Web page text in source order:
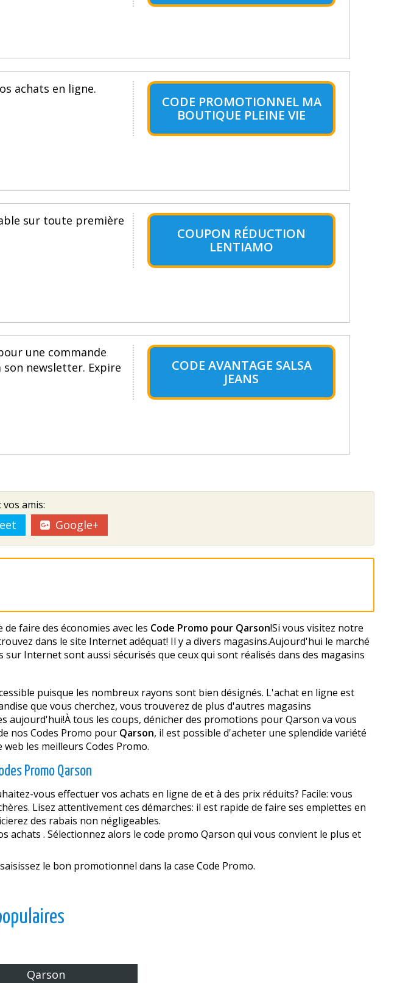
achats en ligne.
CODE PROMOTIONNEL MA
BOUTIQUE PLEINE VIE
sur toute première
COUPON RÉDUCTION
LENTIAMO
une commande
son newsletter. Expire
CODE AVANTAGE SALSA
JEANS
vos amis:
Google+
faire des économies avec les Code Promo pour Qarson!Si vous visitez notre
dans le site Internet adéquat! Il y a divers magasins.Aujourd'hui le marché
Internet sont aussi sécurisés que ceux qui sont réalisés dans des magasins
puisque les nombreux rayons sont bien désignés. L'achat en ligne est
que vous cherchez, vous trouverez de plus d'autres magasins
aujourd'hui!À tous les coups, dénicher des promotions pour Qarson va vous
nos Codes Promo pour Qarson, il est possible d'acheter une splendide variété
les meilleurs Codes Promo.
Promo Qarson
vous effectuer vos achats en ligne de et à des prix réduits? Facile: vous
Lisez attentivement ces démarches: il est rapide de faire ses emplettes en
des rabais non négligeables.
. Sélectionnez alors le code promo Qarson qui vous convient le plus et
le bon promotionnel dans la case Code Promo.
Qarson